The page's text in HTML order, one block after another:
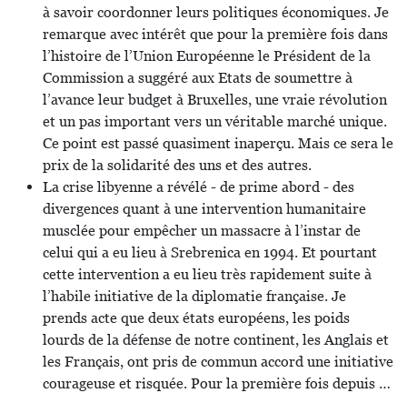
à savoir coordonner leurs politiques économiques. Je
remarque avec intérêt que pour la première fois dans
l’histoire de l’Union Européenne le Président de la
Commission a suggéré aux Etats de soumettre à
l’avance leur budget à Bruxelles, une vraie révolution
et un pas important vers un véritable marché unique.
Ce point est passé quasiment inaperçu. Mais ce sera le
prix de la solidarité des uns et des autres.
La crise libyenne a révélé - de prime abord - des
divergences quant à une intervention humanitaire
musclée pour empêcher un massacre à l’instar de
celui qui a eu lieu à Srebrenica en 1994. Et pourtant
cette intervention a eu lieu très rapidement suite à
l’habile initiative de la diplomatie française. Je
prends acte que deux états européens, les poids
lourds de la défense de notre continent, les Anglais et
les Français, ont pris de commun accord une initiative
courageuse et risquée. Pour la première fois depuis …